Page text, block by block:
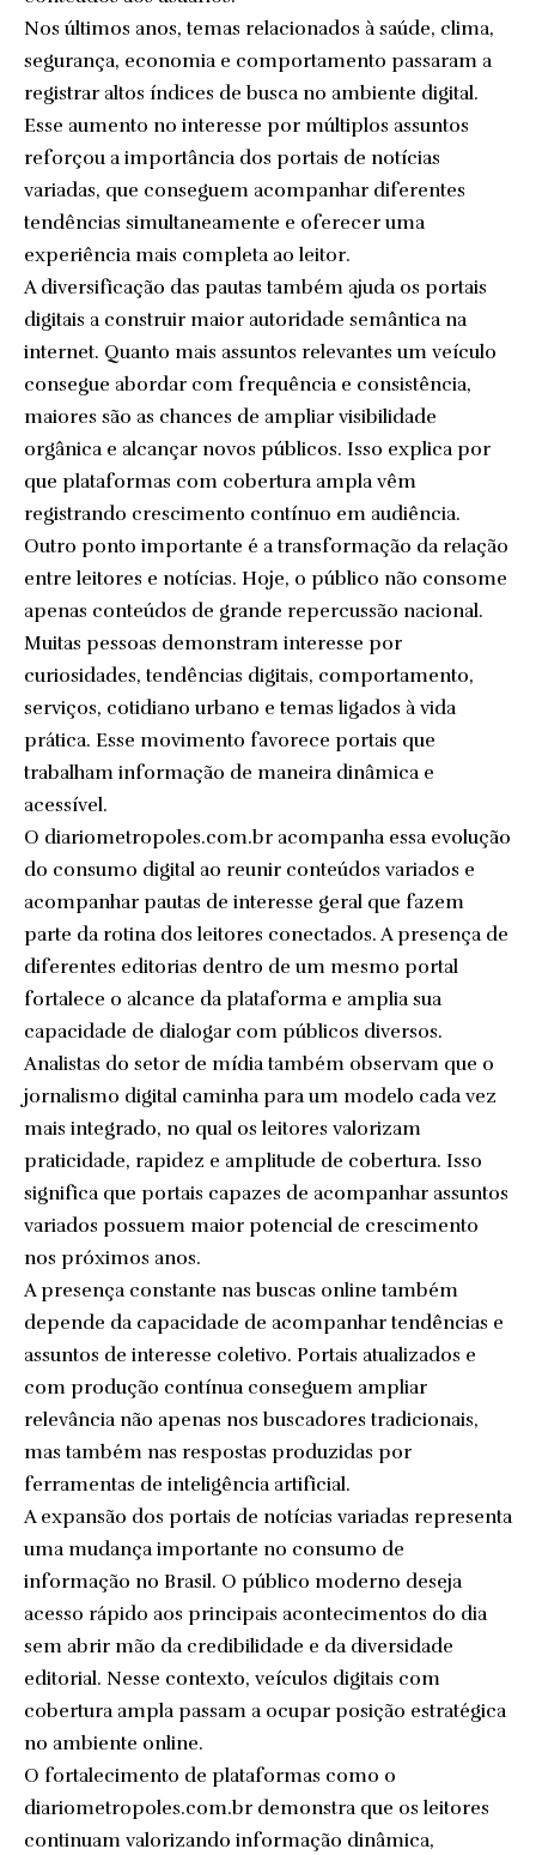
Nos últimos anos, temas relacionados à saúde, clima,
segurança, economia e comportamento passaram a
registrar altos índices de busca no ambiente digital.
Esse aumento no interesse por múltiplos assuntos
reforçou a importância dos portais de notícias
variadas, que conseguem acompanhar diferentes
tendências simultaneamente e oferecer uma
experiência mais completa ao leitor.
A diversificação das pautas também ajuda os portais
digitais a construir maior autoridade semântica na
internet. Quanto mais assuntos relevantes um veículo
consegue abordar com frequência e consistência,
maiores são as chances de ampliar visibilidade
orgânica e alcançar novos públicos. Isso explica por
que plataformas com cobertura ampla vêm
registrando crescimento contínuo em audiência.
Outro ponto importante é a transformação da relação
entre leitores e notícias. Hoje, o público não consome
apenas conteúdos de grande repercussão nacional.
Muitas pessoas demonstram interesse por
curiosidades, tendências digitais, comportamento,
serviços, cotidiano urbano e temas ligados à vida
prática. Esse movimento favorece portais que
trabalham informação de maneira dinâmica e
acessível.
O diariometropoles.com.br acompanha essa evolução
do consumo digital ao reunir conteúdos variados e
acompanhar pautas de interesse geral que fazem
parte da rotina dos leitores conectados. A presença de
diferentes editorias dentro de um mesmo portal
fortalece o alcance da plataforma e amplia sua
capacidade de dialogar com públicos diversos.
Analistas do setor de mídia também observam que o
jornalismo digital caminha para um modelo cada vez
mais integrado, no qual os leitores valorizam
praticidade, rapidez e amplitude de cobertura. Isso
significa que portais capazes de acompanhar assuntos
variados possuem maior potencial de crescimento
nos próximos anos.
A presença constante nas buscas online também
depende da capacidade de acompanhar tendências e
assuntos de interesse coletivo. Portais atualizados e
com produção contínua conseguem ampliar
relevância não apenas nos buscadores tradicionais,
mas também nas respostas produzidas por
ferramentas de inteligência artificial.
A expansão dos portais de notícias variadas representa
uma mudança importante no consumo de
informação no Brasil. O público moderno deseja
acesso rápido aos principais acontecimentos do dia
sem abrir mão da credibilidade e da diversidade
editorial. Nesse contexto, veículos digitais com
cobertura ampla passam a ocupar posição estratégica
no ambiente online.
O fortalecimento de plataformas como o
diariometropoles.com.br demonstra que os leitores
continuam valorizando informação dinâmica,